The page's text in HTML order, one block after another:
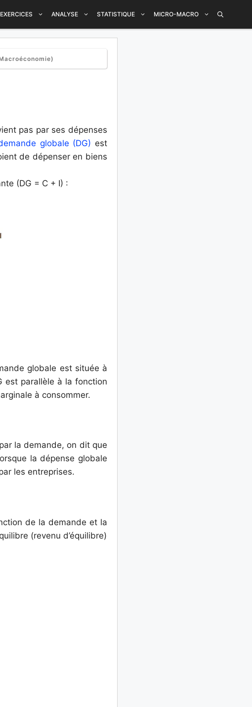
EXERCICES ANALYSE STATISTIQUE MICRO-MACRO
pas par ses dépenses
globale (DG) est
de dépenser en biens
(DG = C + I) :
globale est située à
est parallèle à la fonction
à consommer.
la demande, on dit que
la dépense globale
les entreprises.
de la demande et la
(revenu d’équilibre)